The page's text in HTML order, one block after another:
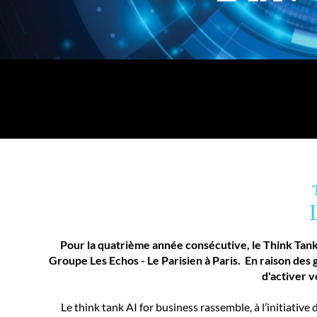
Pour la quatrième année consécutive, le Think
Groupe Les Echos - Le Parisien à Paris. En raison
d'activer
Le think tank AI for business rassemble, à l’initiative